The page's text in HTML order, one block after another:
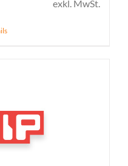
exkl. MwSt.